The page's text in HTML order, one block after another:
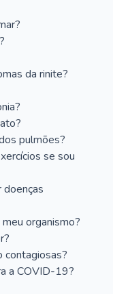
da rinite?
pulmões?
se sou
organismo?
contagiosas?
a COVID-19?